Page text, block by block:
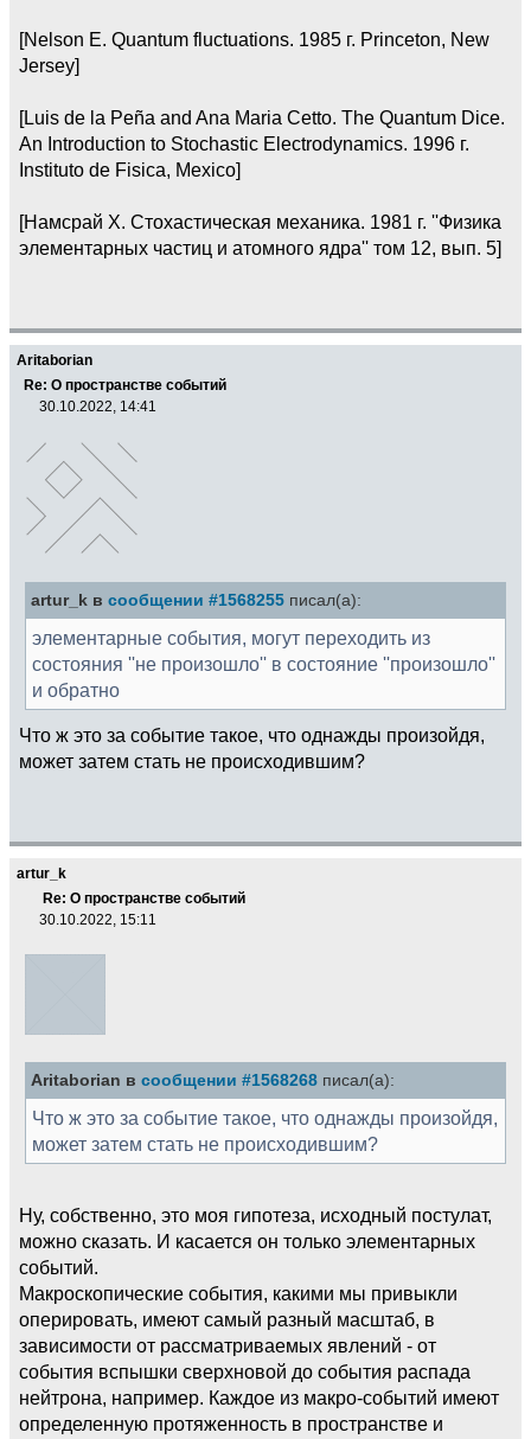
[Nelson E. Quantum fluctuations. 1985 г. Princeton, New
Jersey]
[Luis de la Peña and Ana Maria Cetto. The Quantum Dice.
An Introduction to Stochastic Electrodynamics. 1996 г.
Instituto de Fisica, Mexico]
[Намсрай Х. Стохастическая механика. 1981 г. ''Физика
элементарных частиц и атомного ядра'' том 12, вып. 5]
Aritaborian
Re: О пространстве событий
30.10.2022, 14:41
artur_k в сообщении #1568255 писал(а):
элементарные события, могут переходить из
состояния ''не произошло'' в состояние ''произошло''
и обратно
Что ж это за событие такое, что однажды произойдя,
может затем стать не происходившим?
artur_k
Re: О пространстве событий
30.10.2022, 15:11
Aritaborian в сообщении #1568268 писал(а):
Что ж это за событие такое, что однажды произойдя,
может затем стать не происходившим?
Ну, собственно, это моя гипотеза, исходный постулат,
можно сказать. И касается он только элементарных
событий.
Макроскопические события, какими мы привыкли
оперировать, имеют самый разный масштаб, в
зависимости от рассматриваемых явлений - от
события вспышки сверхновой до события распада
нейтрона, например. Каждое из макро-событий имеют
определенную протяженность в пространстве и